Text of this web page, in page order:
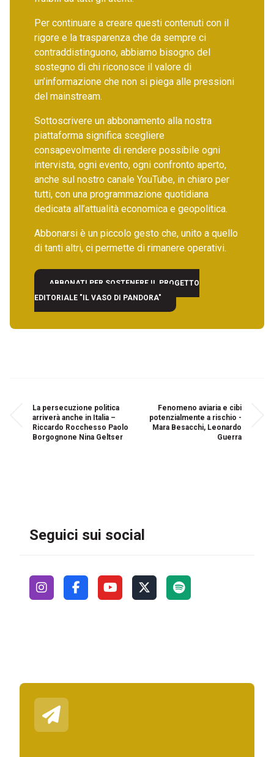
Per continuare a creare questi contenuti con il
rigore e la trasparenza che da sempre ci
contraddistinguono, abbiamo bisogno del
sostegno di chi riconosce il valore di
un’informazione che non si piega alle pressioni
del mainstream.
Sottoscrivere un abbonamento alla nostra
piattaforma significa scegliere
consapevolmente di rendere possibile ogni
intervista, ogni evento, ogni confronto aperto,
anche sul nostro canale YouTube, in chiaro per
tutti, con una programmazione quotidiana
dedicata all’attualità economica e geopolitica.
Abbonarsi è un piccolo gesto che, unito a quello
di tanti altri, ci permette di rimanere operativi.
ABBONATI PER SOSTENERE IL PROGETTO
EDITORIALE "IL VASO DI PANDORA"
La persecuzione politica
arriverà anche in Italia –
Riccardo Rocchesso Paolo
Borgognone Nina Geltser
Fenomeno aviaria e cibi
potenzialmente a rischio -
Mara Besacchi, Leonardo
Guerra
Seguici sui social